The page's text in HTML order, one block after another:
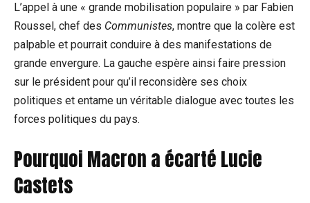
L’appel à une « grande mobilisation populaire » par Fabien
Roussel, chef des Communistes, montre que la colère est
palpable et pourrait conduire à des manifestations de
grande envergure. La gauche espère ainsi faire pression
sur le président pour qu’il reconsidère ses choix
politiques et entame un véritable dialogue avec toutes les
forces politiques du pays.
Pourquoi Macron a écarté Lucie
Castets